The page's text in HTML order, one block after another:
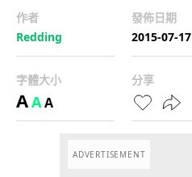
作者
Redding
發佈日期
2015-07-17
字體大小
AAA
分享
ADVERTISEMENT